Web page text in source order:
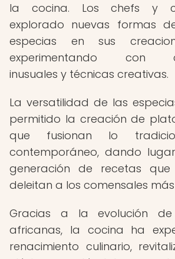
la cocina. Los chefs y
explorado nuevas formas
especias en sus
experimentando con
inusuales y técnicas creativas.
La versatilidad de las
permitido la creación de
que fusionan lo
contemporáneo, dando
generación de recetas
deleitan a los comensales más
Gracias a la evolución
africanas, la cocina ha
renacimiento culinario,